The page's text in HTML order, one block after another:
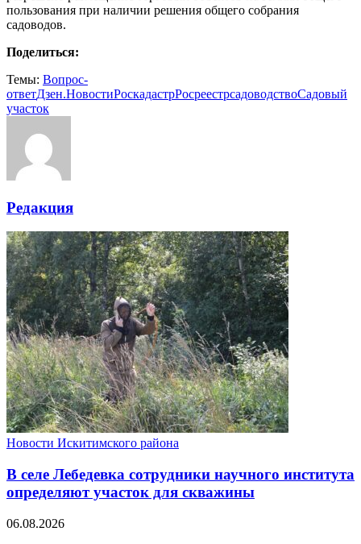
пользования при наличии решения общего собрания
садоводов.
Поделиться:
Темы: Вопрос-
ответДзен.НовостиРоскадастрРосреестрсадоводствоСадовый
участок
Редакция
Новости Искитимского района
В селе Лебедевка сотрудники научного института
определяют участок для скважины
06.08.2026